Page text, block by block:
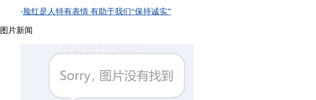
·脸红是人特有表情 有助于我们“保持诚实”
图片新闻